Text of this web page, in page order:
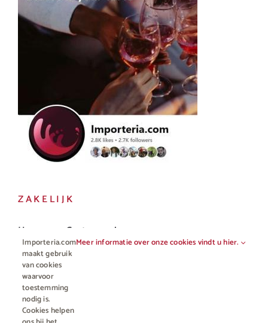
ZAKELIJK
Horeca en Gastronomie
Vakhandel
Importeria.com
maakt gebruik
van cookies
waarvoor
toestemming
nodig is.
Cookies helpen
Meer informatie over onze cookies vindt u hier.